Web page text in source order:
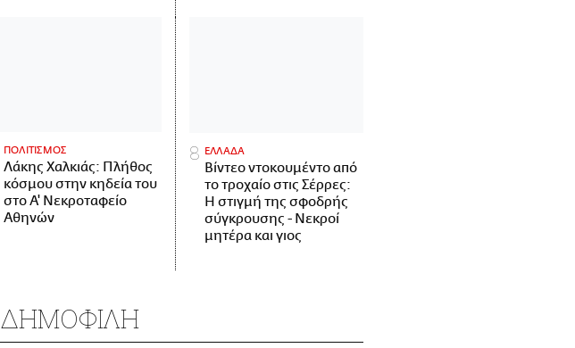
ΠΟΛΙΤΙΣΜΟΣ
Λάκης Χαλκιάς: Πλήθος
κόσμου στην κηδεία του
στο Α' Νεκροταφείο
Αθηνών
ΕΛΛΑΔΑ
Βίντεο ντοκουμέντο από
το τροχαίο στις Σέρρες:
Η στιγμή της σφοδρής
σύγκρουσης - Νεκροί
μητέρα και γιος
ΔΗΜΟΦΙΛΗ